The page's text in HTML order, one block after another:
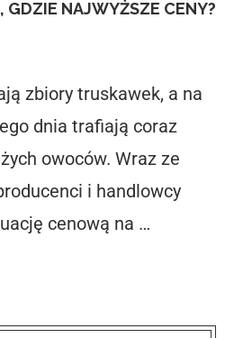
GDZIE NAJWYŻSZE CENY?
zbiory truskawek, a na
dnia trafiają coraz
owoców. Wraz ze
i handlowcy
cenową na …